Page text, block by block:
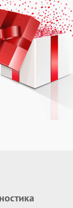
от 450.00 ₽
от 3000.00 ₽